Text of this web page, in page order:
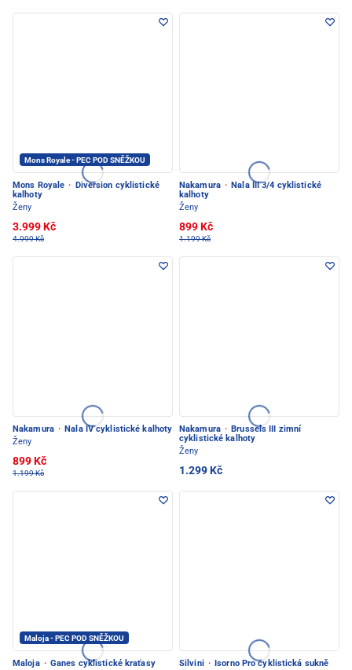
Mons Royale - PEC POD SNĚŽKOU
Mons Royale ·
Diversion cyklistické
kalhoty
Ženy
3.999 Kč
4.999 Kč
Nakamura · Nala III 3/4 cyklistické
kalhoty
Ženy
899 Kč
1.199 Kč
Nakamura · Nala IV cyklistické kalhoty
Ženy
899 Kč
1.199 Kč
Nakamura · Brussels III zimní
cyklistické kalhoty
Ženy
1.299 Kč
Maloja - PEC POD SNĚŽKOU
Maloja · Ganes cyklistické kraťasy
Silvini ·
Isorno Pro cyklistická sukně